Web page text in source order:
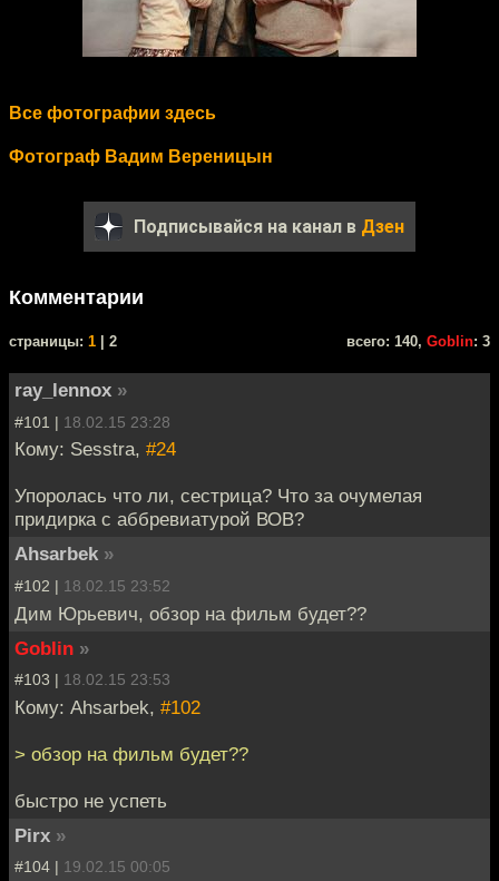
Все фотографии здесь
Фотограф Вадим Вереницын
Подписывайся на канал в Дзен
Комментарии
cтраницы: 1 | 2 всего: 140, Goblin: 3
ray_lennox »
#101 | 18.02.15 23:28
Кому: Sesstra, #24
Упоролась что ли, сестрица? Что за очумелая
придирка с аббревиатурой ВОВ?
Ahsarbek »
#102 | 18.02.15 23:52
Дим Юрьевич, обзор на фильм будет??
Goblin »
#103 | 18.02.15 23:53
Кому: Ahsarbek, #102
> обзор на фильм будет??
быстро не успеть
Pirx »
#104 | 19.02.15 00:05